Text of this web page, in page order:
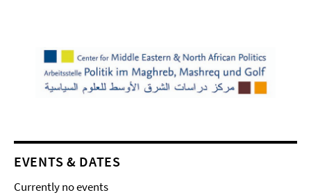
EVENTS & DATES
Currently no events